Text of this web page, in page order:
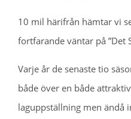
10 mil härifrån hämtar vi
fortfarande väntar på ”Det
Varje år de senaste tio
både över en både
laguppställning men ändå